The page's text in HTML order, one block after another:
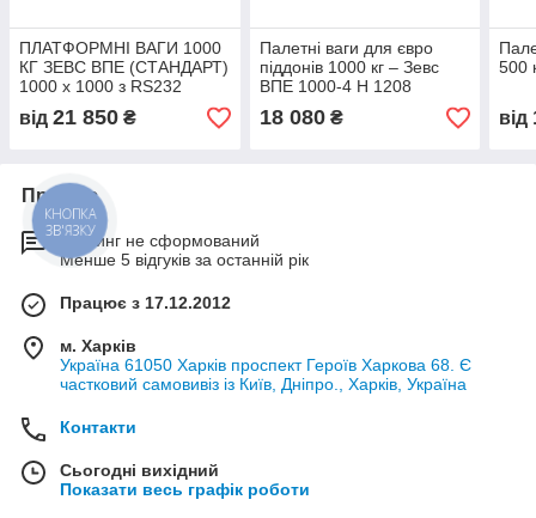
ПЛАТФОРМНІ ВАГИ 1000
КГ ЗЕВС ВПЕ (СТАНДАРТ)
1000 х 1000 з RS232
від 21 850 ₴
Палетні ваги для євро
піддонів 1000 кг – Зевс
ВПЕ 1000-4 Н 1208
18 080₴
500
від
Про нас
Рейтинг не сформований
Менше 5 відгуків за останній рік
Працює з 17.12.2012
м. Харків
Україна 61050 Харків проспект Героїв Харкова 68. Є
частковий самовивіз із Київ, Дніпро., Харків, Україна
Контакти
Сьогодні вихідний
Показати весь графік роботи
КНОПКА
ЗВ'ЯЗКУ